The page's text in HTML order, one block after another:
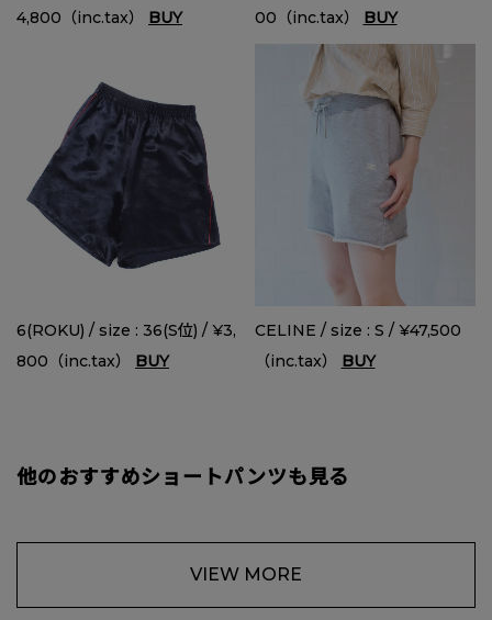
4,800（inc.tax） BUY
00（inc.tax） BUY
6(ROKU) / size : 36(S位) / ¥3,
800（inc.tax）
BUY
CELINE / size : S / ¥47,500
（inc.tax）
BUY
他のおすすめショートパンツも見る
VIEW MORE